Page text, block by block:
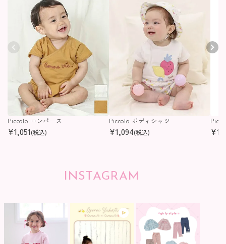
Piccolo ロンパース
¥1,051(税込)
Piccolo ボディシャツ
¥1,094(税込) ¥
INSTAGRAM